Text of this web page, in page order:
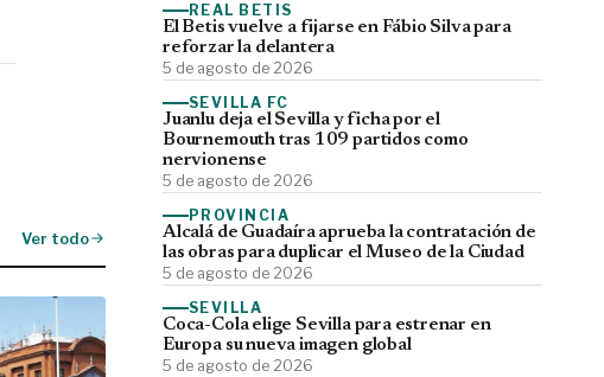
Ver todo
REAL BETIS
El Betis vuelve a fijarse en Fábio Silva para
reforzar la delantera
5 de agosto de 2026
SEVILLA FC
Juanlu deja el Sevilla y ficha por el
Bournemouth tras 109 partidos como
nervionense
5 de agosto de 2026
PROVINCIA
Alcalá de Guadaíra aprueba la contratación de
las obras para duplicar el Museo de la Ciudad
5 de agosto de 2026
SEVILLA
Coca-Cola elige Sevilla para estrenar en
Europa su nueva imagen global
5 de agosto de 2026